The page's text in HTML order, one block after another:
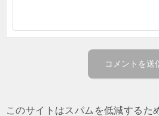
このサイトはスパムを低減するた